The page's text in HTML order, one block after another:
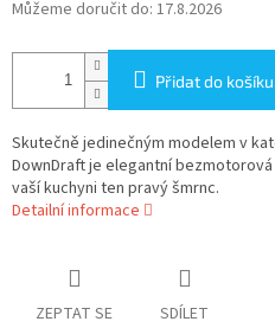
Můžeme doručit do: 17.8.2026
Přidat do košíku
Skutečně jedinečným modelem v
DownDraft je elegantní
vaší kuchyni ten pravý šmrnc.
Detailní informace
ZEPTAT SE SDÍLET